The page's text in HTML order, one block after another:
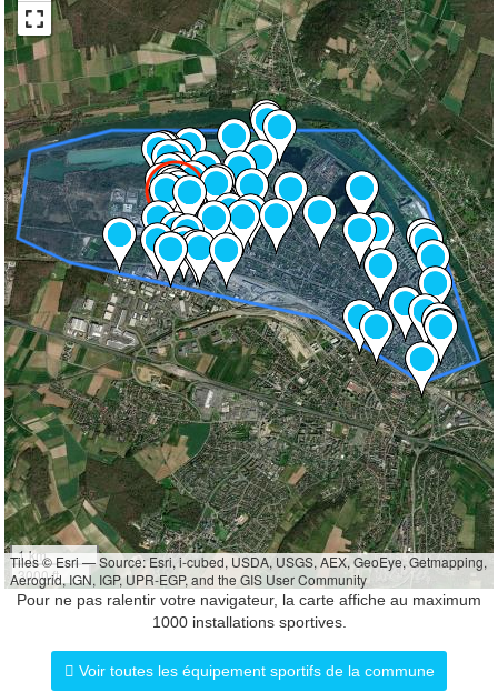
1 km
3000 ft
Tiles © Esri — Source: Esri, i-cubed, USDA, USGS, AEX, GeoEye, Getmapping,
Aerogrid, IGN, IGP, UPR-EGP, and the GIS User Community
Pour ne pas ralentir votre navigateur, la carte affiche au maximum
1000 installations sportives.
Voir toutes les équipement sportifs de la commune